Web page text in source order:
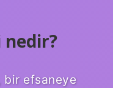
nedir?
bir efsaneye